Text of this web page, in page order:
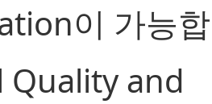
이 가능
Quality and